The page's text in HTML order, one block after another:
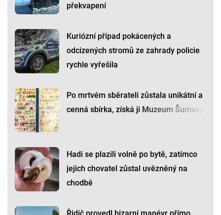
překvapení
Kuriózní případ pokácených a
odcizených stromů ze zahrady policie
rychle vyřešila
Po mrtvém sběrateli zůstala unikátní a
cenná sbírka, získá ji Muzeum Šumavy
Hadi se plazili volně po bytě, zatímco
jejich chovatel zůstal uvězněný na
chodbě